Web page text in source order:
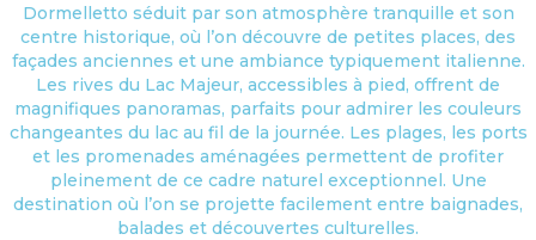
Dormelletto séduit par son atmosphère tranquille et son
centre historique, où l’on découvre de petites places, des
façades anciennes et une ambiance typiquement italienne.
Les rives du Lac Majeur, accessibles à pied, offrent de
magnifiques panoramas, parfaits pour admirer les couleurs
changeantes du lac au fil de la journée. Les plages, les ports
et les promenades aménagées permettent de profiter
pleinement de ce cadre naturel exceptionnel. Une
destination où l’on se projette facilement entre baignades,
balades et découvertes culturelles.